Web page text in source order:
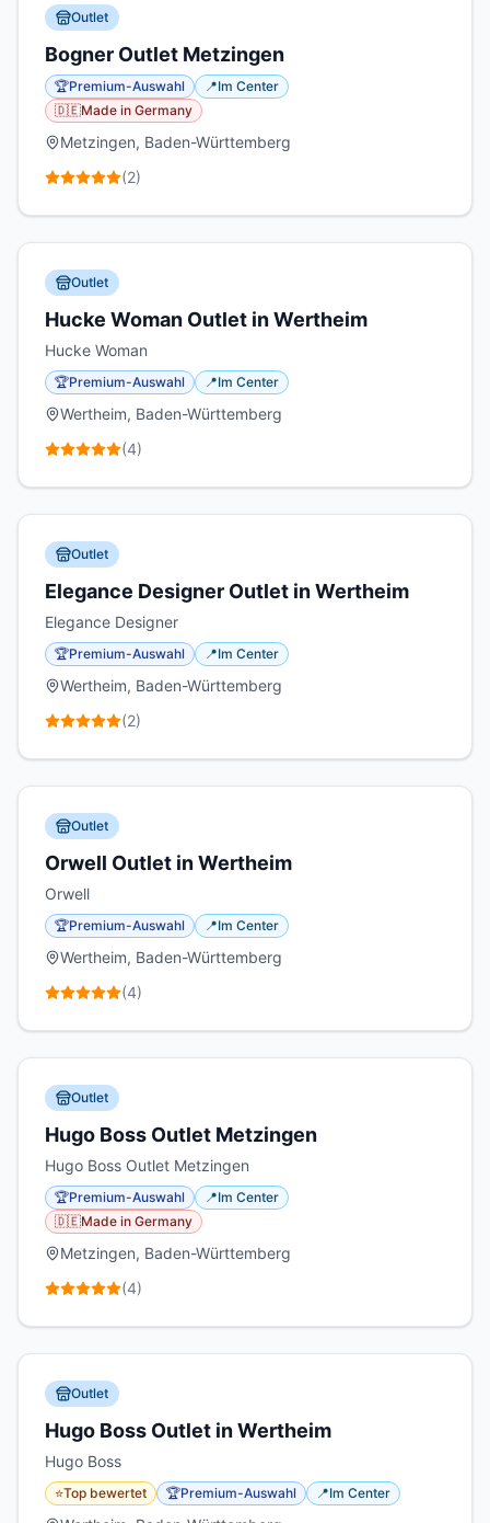
Outlet
Bogner Outlet Metzingen
🏆Premium-Auswahl 📍Im Center
🇩🇪Made in Germany
Metzingen, Baden-Württemberg
(2)
Outlet
Hucke Woman Outlet in Wertheim
Hucke Woman
🏆Premium-Auswahl 📍Im Center
Wertheim, Baden-Württemberg
(4)
Outlet
Elegance Designer Outlet in Wertheim
Elegance Designer
🏆Premium-Auswahl 📍Im Center
Wertheim, Baden-Württemberg
(2)
Outlet
Orwell Outlet in Wertheim
Orwell
🏆Premium-Auswahl 📍Im Center
Wertheim, Baden-Württemberg
(4)
Outlet
Hugo Boss Outlet Metzingen
Hugo Boss Outlet Metzingen
🏆Premium-Auswahl 📍Im Center
🇩🇪Made in Germany
Metzingen, Baden-Württemberg
(4)
Outlet
Hugo Boss Outlet in Wertheim
Hugo Boss
⭐Top bewertet 🏆Premium-Auswahl 📍Im Center